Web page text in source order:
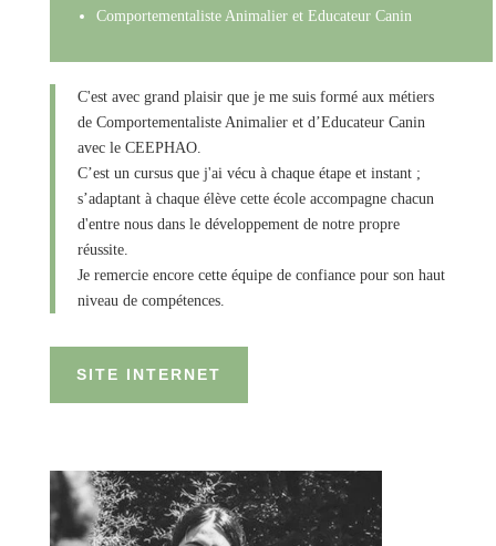
Comportementaliste Animalier et Educateur Canin
C'est avec grand plaisir que je me suis formé aux métiers
de Comportementaliste Animalier et d’Educateur Canin
avec le CEEPHAO.
C’est un cursus que j'ai vécu à chaque étape et instant ;
s’adaptant à chaque élève cette école accompagne chacun
d'entre nous dans le développement de notre propre
réussite.
Je remercie encore cette équipe de confiance pour son haut
niveau de compétences.
SITE INTERNET